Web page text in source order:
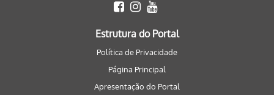
Estrutura do Portal
Política de Privacidade
Página Principal
Apresentação do Portal